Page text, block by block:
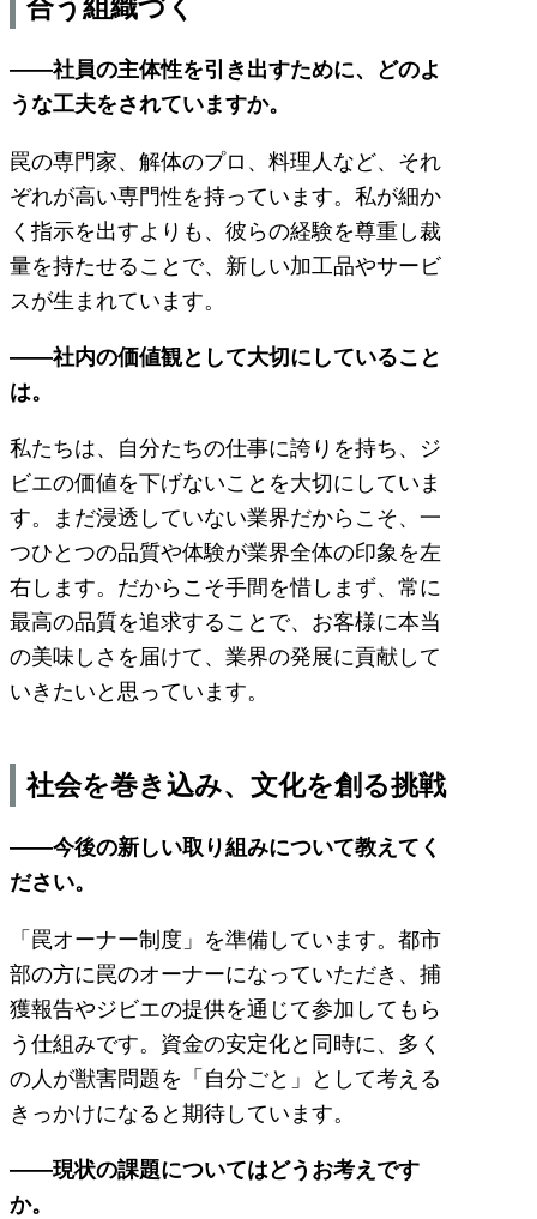
合う組織づく
――社員の主体性を引き出すために、どのよ
うな工夫をされていますか。
罠の専門家、解体のプロ、料理人など、それ
ぞれが高い専門性を持っています。私が細か
く指示を出すよりも、彼らの経験を尊重し裁
量を持たせることで、新しい加工品やサービ
スが生まれています。
――社内の価値観として大切にしていること
は。
私たちは、自分たちの仕事に誇りを持ち、ジ
ビエの価値を下げないことを大切にしていま
す。まだ浸透していない業界だからこそ、一
つひとつの品質や体験が業界全体の印象を左
右します。だからこそ手間を惜しまず、常に
最高の品質を追求することで、お客様に本当
の美味しさを届けて、業界の発展に貢献して
いきたいと思っています。
社会を巻き込み、文化を創る挑戦
――今後の新しい取り組みについて教えてく
ださい。
「罠オーナー制度」を準備しています。都市
部の方に罠のオーナーになっていただき、捕
獲報告やジビエの提供を通じて参加してもら
う仕組みです。資金の安定化と同時に、多く
の人が獣害問題を「自分ごと」として考える
きっかけになると期待しています。
――現状の課題についてはどうお考えです
か。